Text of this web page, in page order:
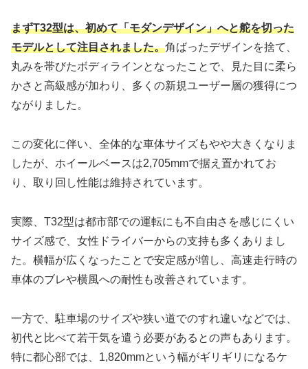
まずT32型は、初めて「モダンデザイン」へと舵を切った
モデルとして注目されました。角ばったデザインを捨て、
丸みを帯びたボディラインとなったことで、見た目に柔ら
かさと高級感が加わり、多くの新規ユーザー層の獲得につ
ながりました。
この変化に伴い、全体的な車体サイズもやや大きくなりま
したが、ホイールベースは2,705mmで据え置かれてお
り、取り回し性能は維持されています。
実際、T32型は都市部での運転にも不自由さを感じにくい
サイズ感で、女性ドライバーからの支持も多くありまし
た。横幅が広くなったことで安定感が増し、高速走行時の
車体のブレや横風への耐性も改善されています。
一方で、駐車場のサイズや狭い道でのすれ違いなどでは、
初代と比べて若干気を遣う必要があるとの声もあります。
特に都心部では、1,820mmという幅がギリギリになるケ